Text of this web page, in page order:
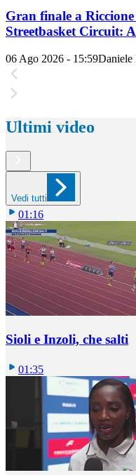
Gran finale a
Streetbasket Circuit:
06 Ago 2026 - 15:59Daniele
Ultimi video
Vedi tutti
01:16
Sioli e Inzoli, che salti
01:35